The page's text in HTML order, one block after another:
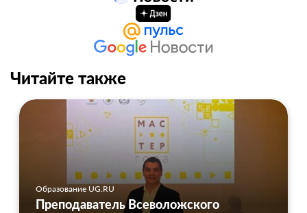
Читайте также
Образование UG.RU
Преподаватель Всеволожского